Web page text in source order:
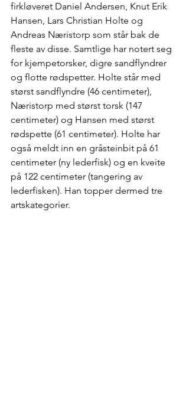
firkløveret Daniel Andersen, Knut Erik
Hansen, Lars Christian Holte og
Andreas Næristorp som står bak de
fleste av disse. Samtlige har notert seg
for kjempetorsker, digre sandflyndrer
og flotte rødspetter. Holte står med
størst sandflyndre (46 centimeter),
Næristorp med størst torsk (147
centimeter) og Hansen med størst
rødspette (61 centimeter). Holte har
også meldt inn en gråsteinbit på 61
centimeter (ny lederfisk) og en kveite
på 122 centimeter (tangering av
lederfisken). Han topper dermed tre
artskategorier.